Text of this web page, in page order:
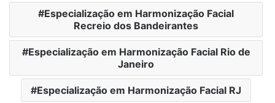
Especialização em Harmonização Facial
Recreio dos Bandeirantes
Especialização em Harmonização Facial Rio de
Janeiro
Especialização em Harmonização Facial RJ